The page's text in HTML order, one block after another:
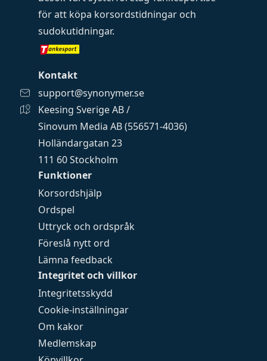
Funktioner
Korsordshjälp
Ordspel
Uttryck och ordspråk
Föreslå nytt ord
Lämna feedback
Integritet och villkor
Integritetsskydd
Cookie-inställningar
Om kakor
Medlemskap
för att köpa korsordstidningar och
sudokutidningar.
Kontakt
support@synonymer.se
Keesing Sverige AB /
Sinovum Media AB (556571-4036)
Holländargatan 23
111 60 Stockholm